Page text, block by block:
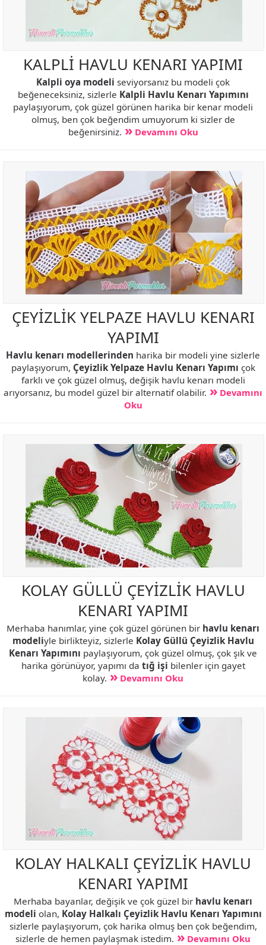
KALPLİ HAVLU KENARI YAPIMI
Kalpli oya modeli seviyorsanız bu modeli çok
beğeneceksiniz, sizlerle Kalpli Havlu Kenarı Yapımını
paylaşıyorum, çok güzel görünen harika bir kenar modeli
olmuş, ben çok beğendim umuyorum ki sizler de
beğenirsiniz.
Devamını Oku
ÇEYİZLİK YELPAZE HAVLU KENARI
YAPIMI
Havlu kenarı modellerinden harika bir modeli yine sizlerle
paylaşıyorum, Çeyizlik Yelpaze Havlu Kenarı Yapımı çok
farklı ve çok güzel olmuş, değişik havlu kenarı modeli
arıyorsanız, bu model güzel bir alternatif olabilir.
Devamını
Oku
KOLAY GÜLLÜ ÇEYİZLİK HAVLU
KENARI YAPIMI
Merhaba hanımlar, yine çok güzel görünen bir havlu kenarı
modeliyle birlikteyiz, sizlerle Kolay Güllü Çeyizlik Havlu
Kenarı Yapımını paylaşıyorum, çok güzel olmuş, çok şık ve
harika görünüyor, yapımı da tığ işi bilenler için gayet
kolay.
Devamını Oku
KOLAY HALKALI ÇEYİZLİK HAVLU
KENARI YAPIMI
Merhaba bayanlar, değişik ve çok güzel bir havlu kenarı
modeli olan, Kolay Halkalı Çeyizlik Havlu Kenarı Yapımını
sizlerle paylaşıyorum, çok harika olmuş ben çok beğendim,
sizlerle de hemen paylaşmak istedim.
Devamını Oku